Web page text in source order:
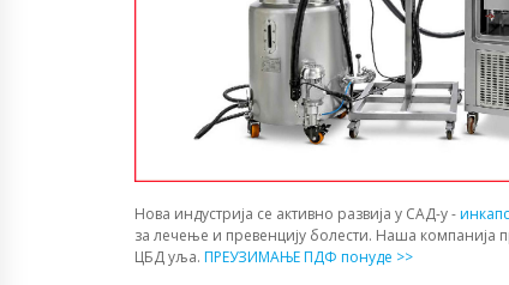
Нова индустрија се активно развија у САД-у -
за лечење и превенцију болести. Наша компанија
ЦБД уља. ПРЕУЗИМАЊЕ ПДФ понуде >>